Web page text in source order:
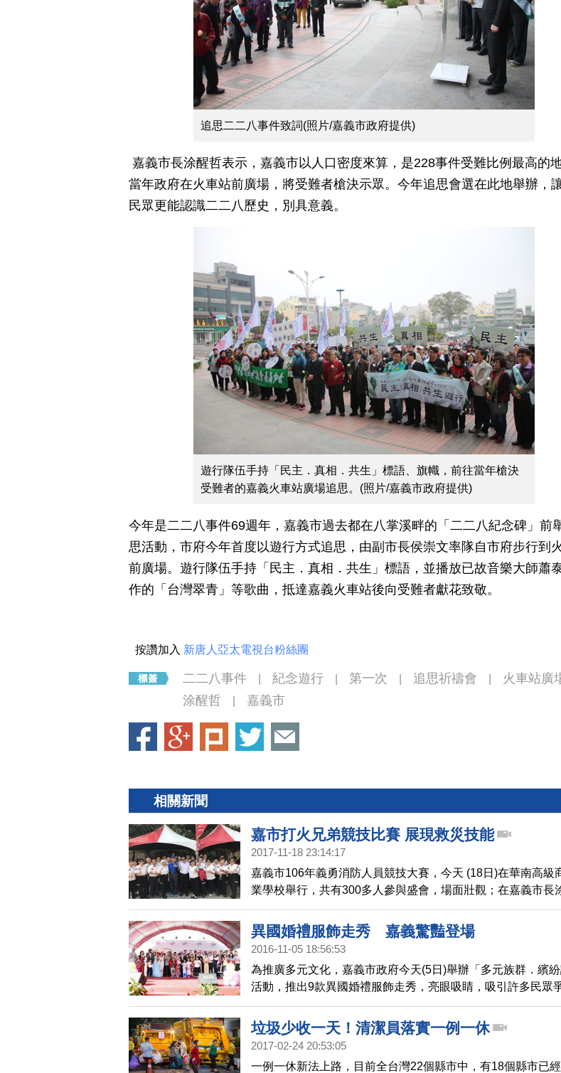
追思二二八事件致詞(照片/嘉義市政府提供)
嘉義市長涂醒哲表示，嘉義市以人口密度來算，是228事件受難比例最高的地
當年政府在火車站前廣場，將受難者槍決示眾。今年追思會選在此地舉辦，
民眾更能認識二二八歷史，別具意義。
遊行隊伍手持「民主．真相．共生」標語、旗幟，前往當年槍決
受難者的嘉義火車站廣場追思。(照片/嘉義市政府提供)
今年是二二八事件69週年，嘉義市過去都在八掌溪畔的「二二八紀念碑」前
思活動，市府今年首度以遊行方式追思，由副市長侯崇文率隊自市府步行到
前廣場。遊行隊伍手持「民主．真相．共生」標語，並播放已故音樂大師蕭
作的「台灣翠青」等歌曲，抵達嘉義火車站後向受難者獻花致敬。
按讚加入 新唐人亞太電視台粉絲團
二二八事件 紀念遊行 第一次 追思祈禱會 火車站廣
涂醒哲 嘉義市
相關新聞
嘉市打火兄弟競技比賽 展現救災技能
2017-11-18 23:14:17
嘉義市106年義勇消防人員競技大賽，今天 (18日)在華南高級
業學校舉行，共有300多人參與盛會，場面壯觀；在嘉義市長
鳴槍下，各項競技比賽高潮迭起，各自展現紥實功力。
異國婚禮服飾走秀 嘉義驚豔登場
2016-11-05 18:56:53
為推廣多元文化，嘉義市政府今天(5日)舉辦「多元族群．繽紛
活動，推出9款異國婚禮服飾走秀，亮眼吸睛，吸引許多民眾
照。
垃圾少收一天！清潔員落實一例一休
2017-02-24 20:53:05
一例一休新法上路，目前全台灣22個縣市中，有18個縣市已